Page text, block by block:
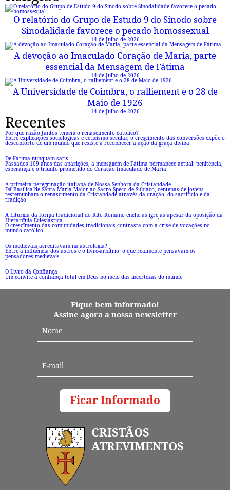
O relatório do Grupo de Estudo 9 do Sínodo sobre
Sinodalidade favorece o pecado homossexual
14 de Julho de 2026
A devoção ao Imaculado Coração de Maria, parte
essencial da Mensagem de Fátima
14 de Julho de 2026
A Universidade de Coimbra, o ralliement e o 28 de
Maio de 1926
14 de Julho de 2026
Recentes
Por que razão tantos temem o renascimento católico?
Entre explicações sociológicas e ceticismo secular, o crescimento das conversões expõe o
desconforto de um mundo que resiste a reconhecer a ação da graça divina
De Fatima nunquam satis
Passados 109 anos das aparições, a mensagem de Fátima permanece actual: penitência,
esperança e o triunfo prometido do Coração Imaculado de Maria
A primeira peregrinação italiana de Nossa Senhora da Cristandade
Da Basílica de Santa Maria Maior ao Sacro Speco de Subiaco, centenas de jovens
testemunham o renascimento da Cristandade através da oração, do sacrifício e da
tradição
A Liturgia da forma tradicional do Rito Romano enche as igrejas apesar da oposição da
Hierarquia Eclesiástica
O crescimento das comunidades tradicionais contrasta com a crise de vocações no
mundo católico
Os medievais acreditavam na astrologia?
Entre a influência dos astros e o livre-arbítrio: o que realmente pensavam os
pensadores medievais
O Livro da Confiança
Um convite à confiança total em Deus no meio das incertezas do mundo
Fique bem informado!
Assine agora a nossa newsletter
Ficar Informado
CRISTÃOS
ATREVIMENTOS